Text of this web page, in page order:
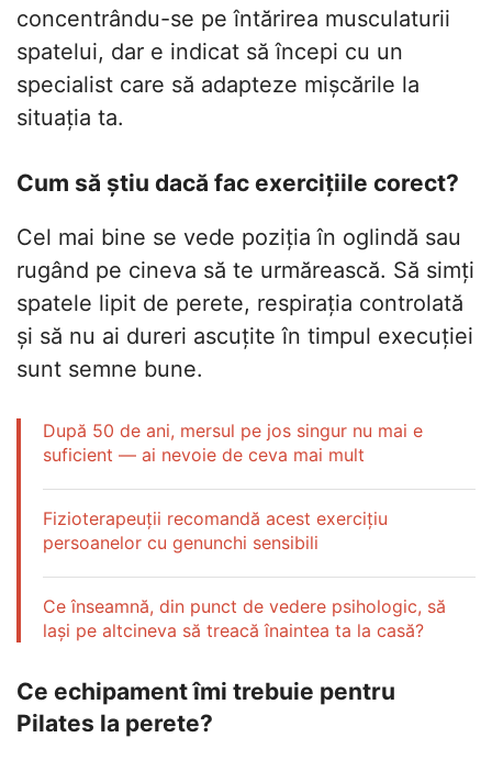
concentrându-se pe întărirea musculaturii
spatelui, dar e indicat să începi cu un
specialist care să adapteze mișcările la
situația ta.
Cum să știu dacă fac exercițiile corect?
Cel mai bine se vede poziția în oglindă sau
rugând pe cineva să te urmărească. Să simți
spatele lipit de perete, respirația controlată
și să nu ai dureri ascuțite în timpul execuției
sunt semne bune.
După 50 de ani, mersul pe jos singur nu mai e
suficient — ai nevoie de ceva mai mult
Fizioterapeuții recomandă acest exercițiu
persoanelor cu genunchi sensibili
Ce înseamnă, din punct de vedere psihologic, să
lași pe altcineva să treacă înaintea ta la casă?
Ce echipament îmi trebuie pentru
Pilates la perete?